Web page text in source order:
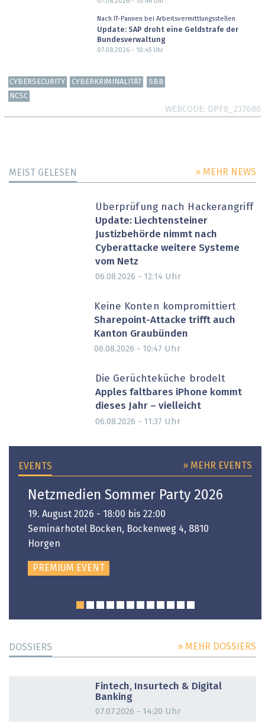
Nach IT-Pannen bei Arbeitsvermittlungsstellen
Update: SAP droht eine Geldstrafe der
Bundesverwaltung
07.08.2026 - 10:45Uhr
CYBERSECURITY CYBERKRIMINALITÄT
SBB
NCSC
WEBCODE DPF8_237680
MEIST GELESEN » MEHR NEWS
Überprüfung nach Hackerangriff
Update: Liechtensteiner
Justizbehörde nimmt nach
Cyberattacke weitere Systeme
vom Netz
06.08.2026 - 12:14 Uhr
Keine Konten kompromittiert
Sharepoint-Attacke trifft auch
Kanton Graubünden
06.08.2026 - 10:47 Uhr
Die Gerüchteküche brodelt
Apples faltbares iPhone kommt
dieses Jahr – vielleicht
06.08.2026 - 11:37 Uhr
EVENTS » MEHR EVENTS
Netzmedien Sommer Party 2026
19. August 2026 - 18:00 bis 22:00
Seminarhotel Bocken, Bockenweg 4, 8810
Horgen
PREMIUM EVENT
DOSSIERS » MEHR DOSSIERS
Fintech, Insurtech & Digital
Banking
07.07.2026 - 14:20 Uhr